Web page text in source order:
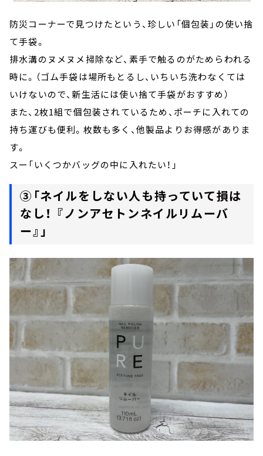
防災コーナーで見つけたという、珍しい「個包装」の使い捨
て手袋。
排水溝のヌメヌメ掃除など、素手で触るのがためらわれる
時に。（ゴム手袋は場所もとるし、いちいち洗わなくては
いけないので、新生活には使い捨て手袋がおすすめ）
また、2枚1組で個包装されているため、ポーチに入れての
持ち運びも便利。枚数も多く、他製品よりお得感がありま
す。
スー「いくつかバッグの中に入れたい！」
③「ネイルをしない人も持っていて損は
なし！ 『ノンアセトンネイルリムーバ
ー』」